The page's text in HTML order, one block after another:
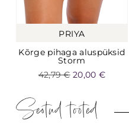
PRIYA
Kõrge pihaga aluspüksid
Storm
42,79€ 20,00 €
Seotud tooted